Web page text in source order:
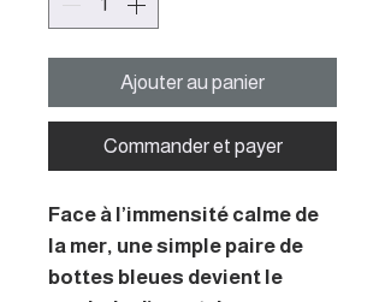
Ajouter au panier
Commander et payer
Face à l’immensité calme de
la mer, une simple paire de
bottes bleues devient le